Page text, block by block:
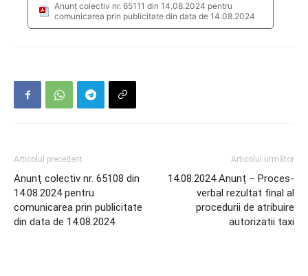
Anunţ colectiv nr. 65111 din 14.08.2024 pentru
comunicarea prin publicitate din data de 14.08.2024
Articolul precedent
Anunţ colectiv nr. 65108 din
14.08.2024 pentru
comunicarea prin publicitate
din data de 14.08.2024
Articolul următor
14.08.2024 Anunț – Proces-
verbal rezultat final al
procedurii de atribuire
autorizatii taxi